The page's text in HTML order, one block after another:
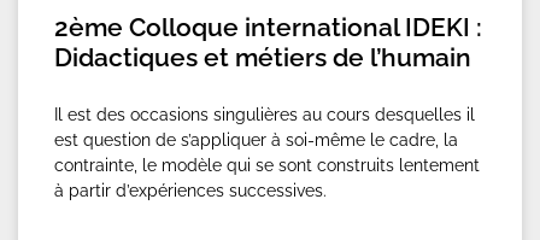
2ème Colloque international IDEKI :
Didactiques et métiers de l’humain
Il est des occasions singulières au cours desquelles il
est question de s’appliquer à soi-même le cadre, la
contrainte, le modèle qui se sont construits lentement
à partir d’expériences successives.